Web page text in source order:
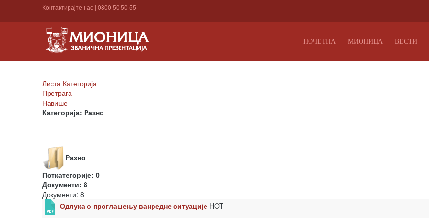
Контактирајте нас | 0800 50 50 55
ПОЧЕТНА МИОНИЦА ВЕСТИ
Листа Категорија
Претрага
Навише
Категорија: Разно
Разно
Поткатегорије: 0
Документи: 8
Документи: 8
Одлука о проглашењу ванредне ситуације HOT